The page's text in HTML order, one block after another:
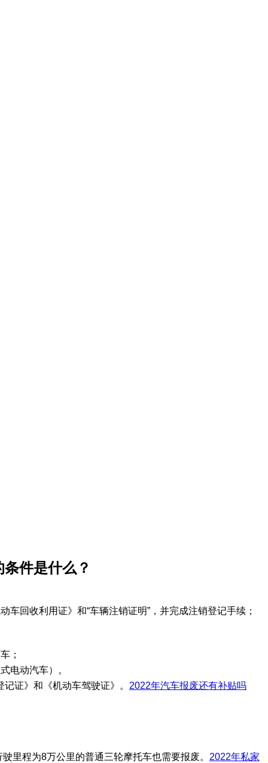
件是什么？
回收利用证》和“车辆注销证明”，并完成注销登记手续；
；
电动汽车）。
证》和《机动车驾驶证》。 2022年汽车报废还有补贴吗
里程为8万公里的普通三轮摩托车也需要报废。 2022年私家